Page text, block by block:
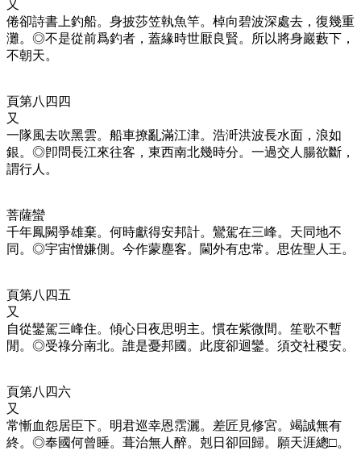
又
倦卻詩書上釣船。身披莎笠執魚竿。棹向碧波深處去，復幾重
灘。◎不是從前爲釣者，蓋緣時世厭良賢。所以將身巖藪下，
不朝天。
頁第八四四
又
一隊風去吹黑雲。船車撩亂滿江津。浩涆洪波長水面，浪如
銀。◎卽問長江來往客，東西南北幾時分。一過交人腸欲斷，
謂行人。
菩薩蠻
千年鳳闕爭雄棄。何時獻得安邦計。鸞駕在三峰。天同地不
同。◎宇宙憎嫌側。今作蒙塵客。閫外有忠常。思佐聖人王。
頁第八四五
又
自從鑾駕三峰住。傾心日夜思明主。慣在紫微間。笙歌不暫
閒。◎受祿分南北。誰是憂邦國。此度卻迴鑾。須交社稷安。
頁第八四六
又
常慚血怨居臣下。明君巡幸恩霑灑。差匠見修宮。竭誠無有
終。◎奉國何曾睡。葺治無人醉。剋日卻回歸。願天涯總□。